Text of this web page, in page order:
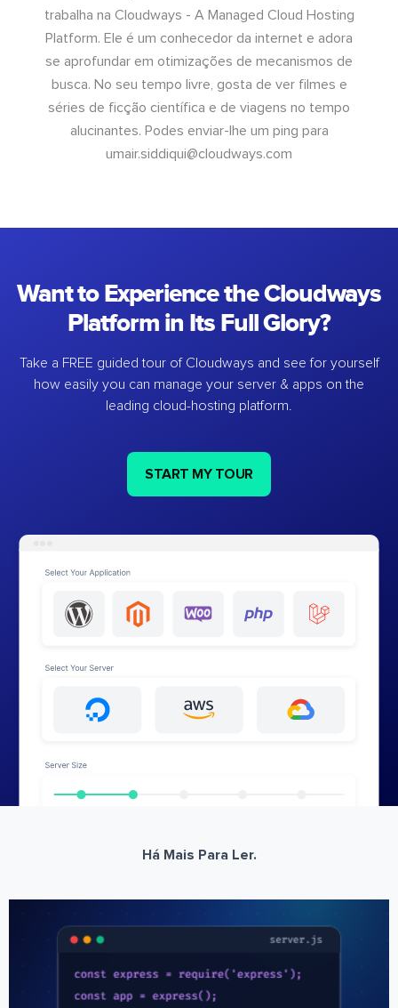
trabalha na Cloudways - A Managed Cloud Hosting
Platform. Ele é um conhecedor da internet e adora
se aprofundar em otimizações de mecanismos de
busca. No seu tempo livre, gosta de ver filmes e
séries de ficção científica e de viagens no tempo
alucinantes. Podes enviar-lhe um ping para
umair.siddiqui@cloudways.com
Want to Experience the Cloudways
Platform in Its Full Glory?
Take a FREE guided tour of Cloudways and see for yourself
how easily you can manage your server & apps on the
leading cloud-hosting platform.
START MY TOUR
Há Mais Para Ler.